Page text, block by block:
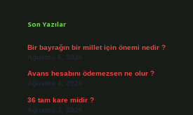
Son Yazılar
Bir bayrağın bir millet için önemi nedir ?
Ağustos 6, 2026
Avans hesabını ödemezsen ne olur ?
Ağustos 4, 2026
36 tam kare midir ?
Ağustos 3, 2026